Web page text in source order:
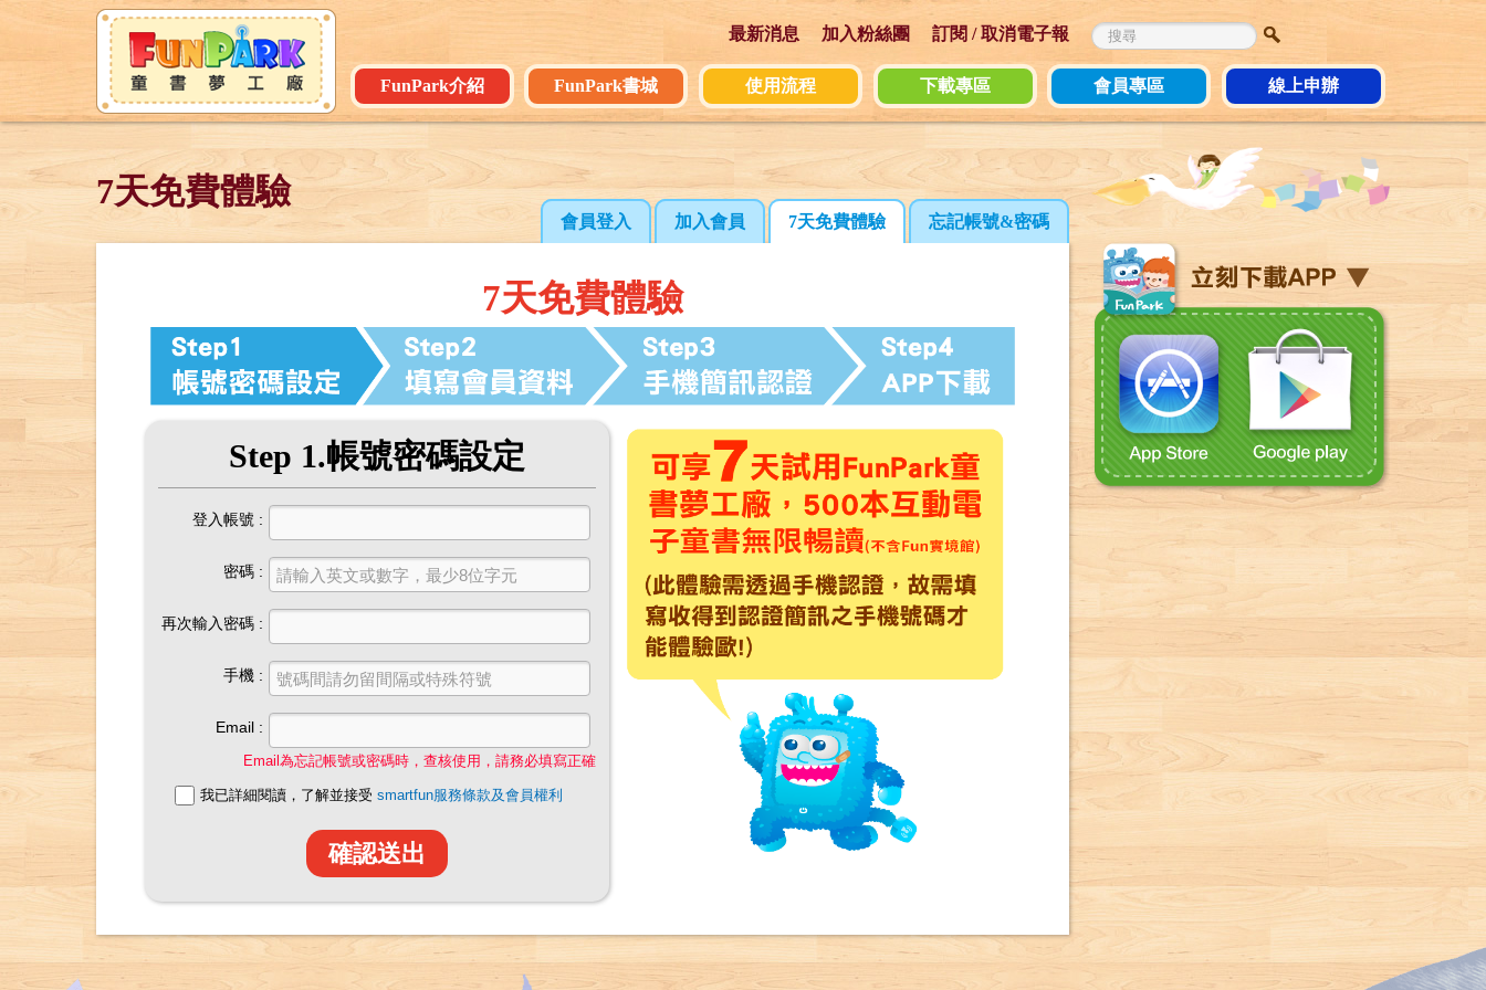
最新消息 加入粉絲團 訂閱 / 取消電子報
FunPark介紹 FunPark書城 使用流程 下載專區 會員專區 線上申辦
7天免費體驗
會員登入 加入會員 7天免費體驗 忘記帳號&密碼
會員登入 加入會員 7天免費體驗 忘記帳號&密碼
7天免費體驗
Step 1.帳號密碼設定
登入帳號 :
密碼 :
再次輸入密碼 :
手機 :
Email :
Email為忘記帳號或密碼時，查核使用，請務必填寫正確
我已詳細閱讀，了解並接受 smartfun服務條款及會員權利
確認送出